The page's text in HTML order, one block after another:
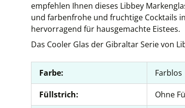
empfehlen Ihnen dieses Libbey
und farbenfrohe und fruchtige Cocktails
hervorragend für hausgemachte Eistees.
Das Cooler Glas der Gibraltar Serie von
Farbe: Farblos
Füllstrich: Ohne